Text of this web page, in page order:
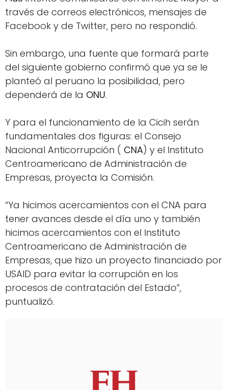
través de correos electrónicos, mensajes de
Facebook y de Twitter, pero no respondió.
Sin embargo, una fuente que formará parte
del siguiente gobierno confirmó que ya se le
planteó al peruano la posibilidad, pero
dependerá de la ONU.
Y para el funcionamiento de la Cicih serán
fundamentales dos figuras: el Consejo
Nacional Anticorrupción ( CNA) y el Instituto
Centroamericano de Administración de
Empresas, proyecta la Comisión.
“Ya hicimos acercamientos con el CNA para
tener avances desde el día uno y también
hicimos acercamientos con el Instituto
Centroamericano de Administración de
Empresas, que hizo un proyecto financiado por
USAID para evitar la corrupción en los
procesos de contratación del Estado”,
puntualizó.